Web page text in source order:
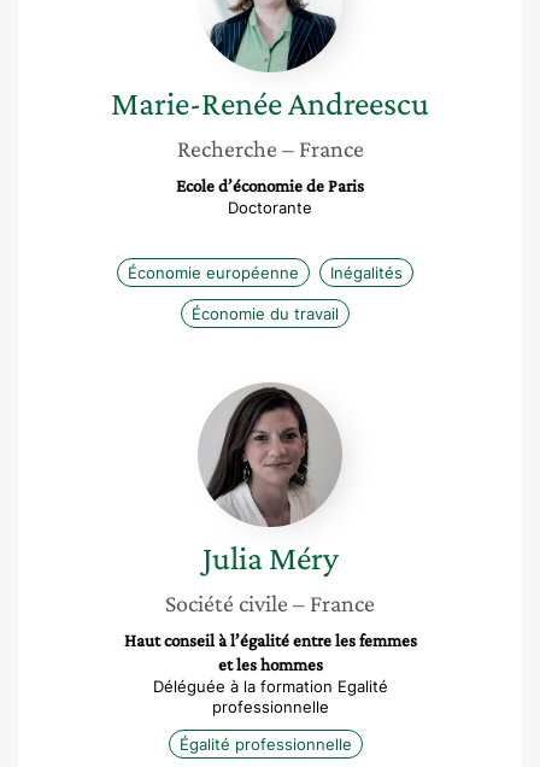
Marie-RenéeAndreescu
Recherche – France
Ecole d’économie de Paris
Doctorante
Économie européenne Inégalités
Économie du travail
Julia
Méry
Julia Méry
Société civile – France
Haut conseil à l’égalité entre les femmes
et les hommes
Déléguée à la formation Egalité
professionnelle
Égalité professionnelle